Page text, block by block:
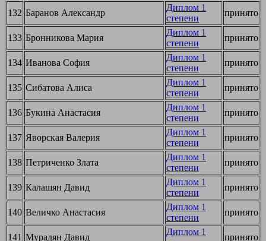
132 Баранов Александр
Диплом 1
степени
принято
133 Бронникова Мария
Диплом 1
степени
принято
134 Иванова София
Диплом 1
степени
принято
135 Сибатова Алиса
Диплом 1
степени
принято
136 Букина Анастасия
Диплом 1
степени
принято
137 Яворская Валерия
Диплом 1
степени
принято
138 Петриченко Злата
Диплом 1
степени
принято
139 Калашян Давид
Диплом 1
степени
принято
140 Величко Анастасия
Диплом 1
степени
принято
141 Мурадян Давид
Диплом 1
принято